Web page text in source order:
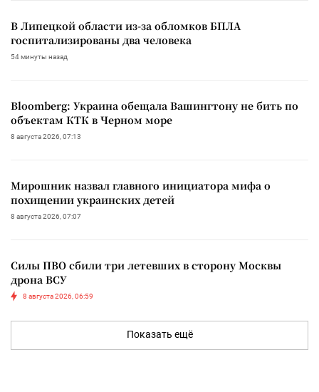
В Липецкой области из-за обломков БПЛА
госпитализированы два человека
54 минуты назад
Bloomberg: Украина обещала Вашингтону не бить по
объектам КТК в Черном море
8 августа 2026, 07:13
Мирошник назвал главного инициатора мифа о
похищении украинских детей
8 августа 2026, 07:07
Силы ПВО сбили три летевших в сторону Москвы
дрона ВСУ
8 августа 2026, 06:59
Показать ещё